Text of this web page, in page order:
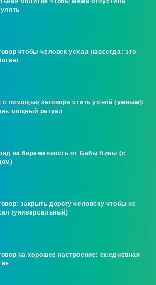
чтобы человек уехал навсегда: это
с помощью заговора стать умной (умным):
мощный ритуал
на беременность от Бабы Нины (с
закрыть дорогу человеку чтобы не
(универсальный)
на хорошее настроение: ежедневная